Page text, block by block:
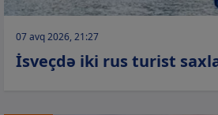
07 avq 2026, 21:27
İsveçdə iki rus turist